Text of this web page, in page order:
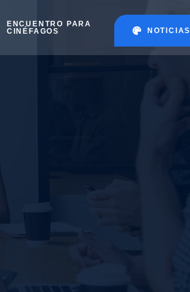
ENCUENTRO PARA
CINÉFAGOS
NOTICIAS